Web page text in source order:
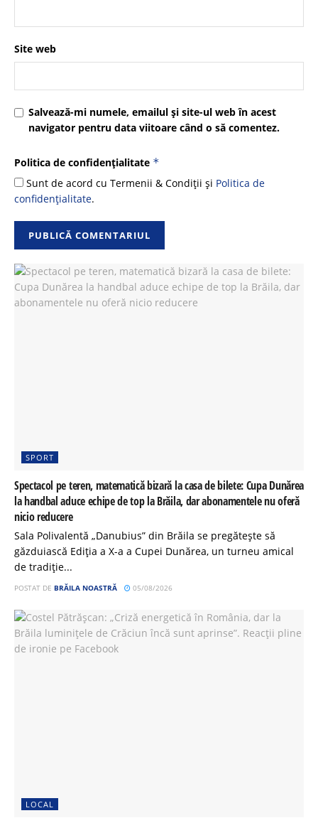
Site web
Salvează-mi numele, emailul și site-ul web în acest
navigator pentru data viitoare când o să comentez.
Politica de confidențialitate *
Sunt de acord cu Termenii & Condiții și Politica de
confidențialitate.
SPORT
Spectacol pe teren, matematică bizară la casa de bilete: Cupa Dunărea
la handbal aduce echipe de top la Brăila, dar abonamentele nu oferă
nicio reducere
Sala Polivalentă „Danubius” din Brăila se pregătește să
găzduiască Ediția a X-a a Cupei Dunărea, un turneu amical
de tradiție...
POSTAT DE BRĂILA NOASTRĂ 05/08/2026
LOCAL